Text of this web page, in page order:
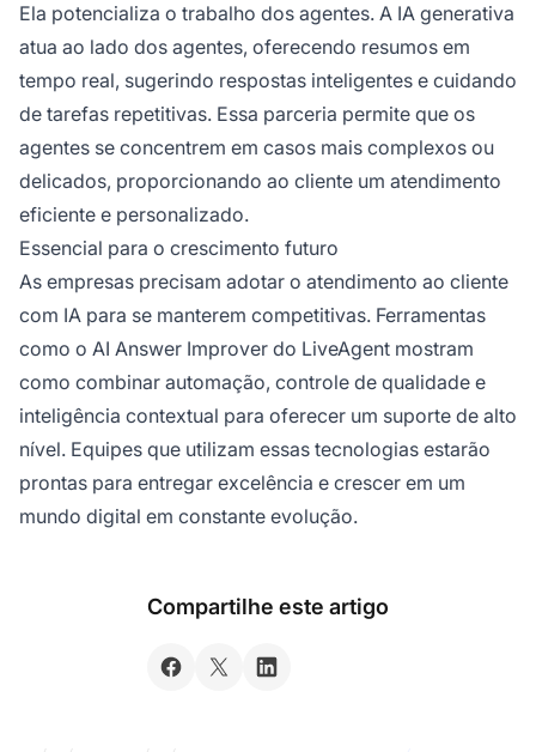
Ela potencializa o trabalho dos agentes. A IA generativa
atua ao lado dos agentes, oferecendo resumos em
tempo real, sugerindo respostas inteligentes e cuidando
de tarefas repetitivas. Essa parceria permite que os
agentes se concentrem em casos mais complexos ou
delicados, proporcionando ao cliente um atendimento
eficiente e personalizado.
Essencial para o crescimento futuro
As empresas precisam adotar o atendimento ao cliente
com IA para se manterem competitivas. Ferramentas
como o AI Answer Improver do LiveAgent mostram
como combinar automação, controle de qualidade e
inteligência contextual para oferecer um suporte de alto
nível. Equipes que utilizam essas tecnologias estarão
prontas para entregar excelência e crescer em um
mundo digital em constante evolução.
Compartilhe este artigo